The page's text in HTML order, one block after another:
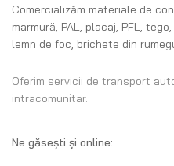
Comercializăm materiale de
marmură, PAL, placaj, PFL,
lemn de foc, brichete din
Oferim servicii de transport
intracomunitar.
Ne găsești și online: